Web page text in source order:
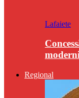
Lafaiete
Regional